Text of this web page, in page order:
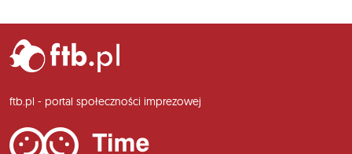
ftb.pl - portal społeczności imprezowej